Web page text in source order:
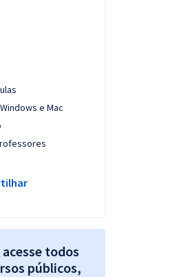
e Mac
todos
públicos,